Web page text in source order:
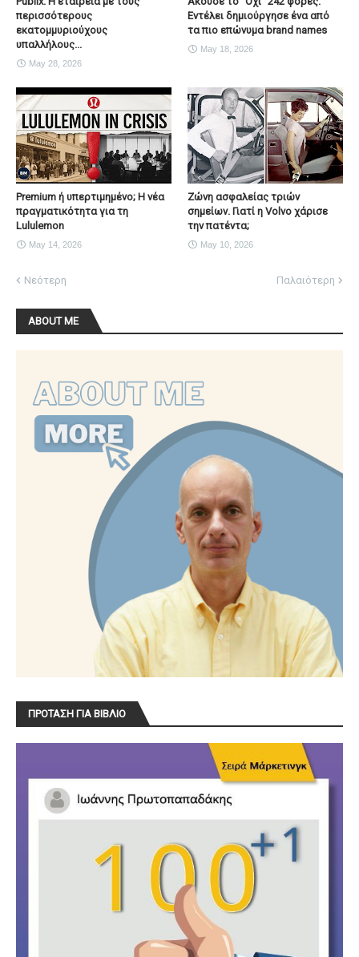
περισσότερους
εκατομμυριούχους
υπαλλήλους...
May 28, 2026
Εντέλει δημιούργησε ένα από
τα πιο επώνυμα brand names
May 18, 2026
Premium ή υπερτιμημένο; Η νέα
πραγματικότητα για τη
Lululemon
May 14, 2026
Ζώνη ασφαλείας τριών
σημείων. Γιατί η Volvo χάρισε
την πατέντα;
May 10, 2026
Νεότερη Παλαιότερη
ABOUT ME
ΠΡΟΤΑΣΗ ΓΙΑ ΒΙΒΛΙΟ